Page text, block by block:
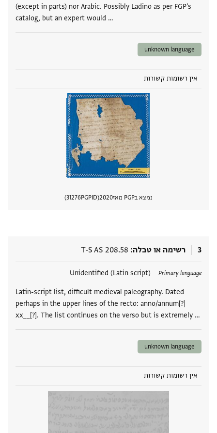
(except in parts) nor Arabic. Possibly Ladino as per FGP's
catalog, but an expert would …
unknown language
אין רשומות קשורות
נמצא בPGP מאז 2020
PGPID
31276
3 רשימה או טבלה T-S AS 208.58
Primary language
Unidentified (Latin script)
Latin-script list, difficult medieval paleography. Dated
perhaps in the upper lines of the recto: anno/annum[?]
xx__[?]. The list continues on the verso but is extremely …
תגים
unknown language
אין רשומות קשורות